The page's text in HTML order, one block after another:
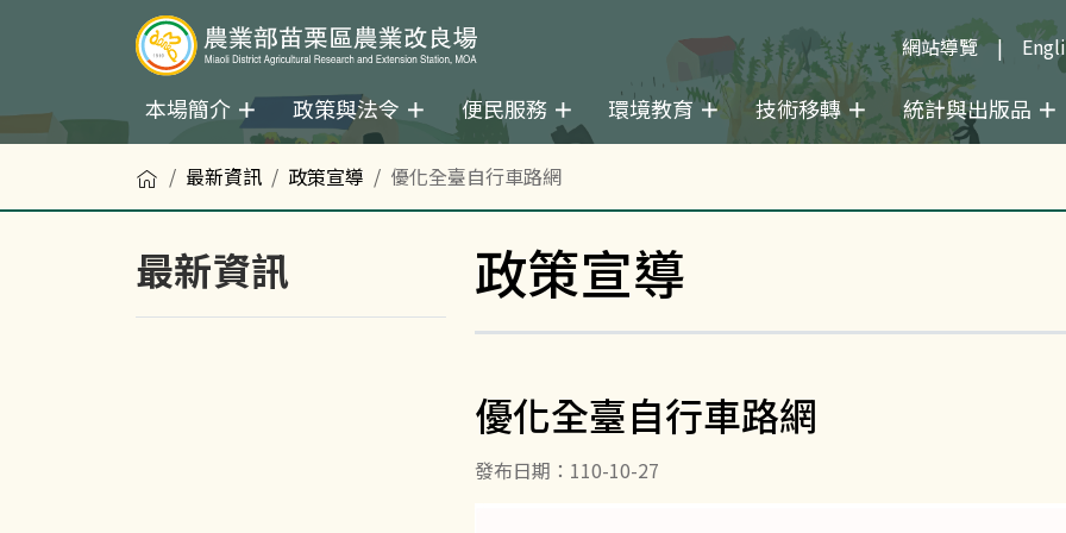
網站導覽
本場簡介 政策與法令 便民服務 環境教育 技術移轉 統計與出版品
首頁最新資訊 政策宣導 優化全臺自行車路網
最新資訊 政策宣導
優化全臺自行車路網
發布日期：110-10-27